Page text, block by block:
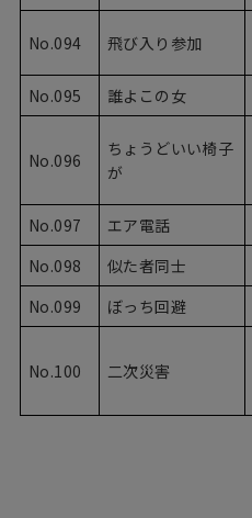
No.094 飛び入り参加
No.095
誰よこの女
No.096
ちょうどいい椅子
が
No.097
エア電話
No.098
似た者同士
No.099
ぼっち回避
No.100 二次災害